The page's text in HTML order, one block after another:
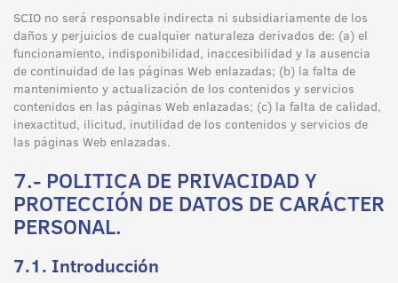
SCIO no será responsable indirecta ni subsidiariamente de los
daños y perjuicios de cualquier naturaleza derivados de: (a) el
funcionamiento, indisponibilidad, inaccesibilidad y la ausencia
de continuidad de las páginas Web enlazadas; (b) la falta de
mantenimiento y actualización de los contenidos y servicios
contenidos en las páginas Web enlazadas; (c) la falta de calidad,
inexactitud, ilicitud, inutilidad de los contenidos y servicios de
las páginas Web enlazadas.
7.- POLITICA DE PRIVACIDAD Y
PROTECCIÓN DE DATOS DE CARÁCTER
PERSONAL.
7.1. Introducción